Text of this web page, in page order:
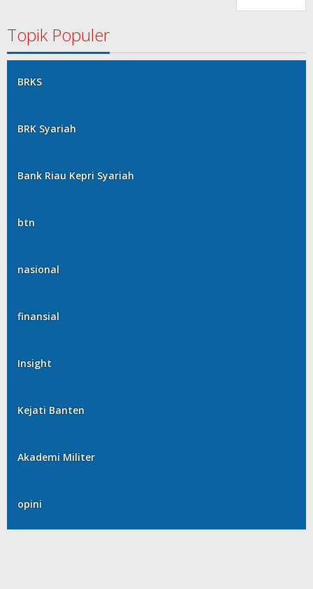
Topik Populer
BRKS
BRK Syariah
Bank Riau Kepri Syariah
btn
nasional
finansial
Insight
Kejati Banten
Akademi Militer
opini